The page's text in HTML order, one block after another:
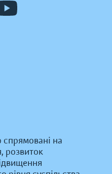
спрямовані на
розвиток